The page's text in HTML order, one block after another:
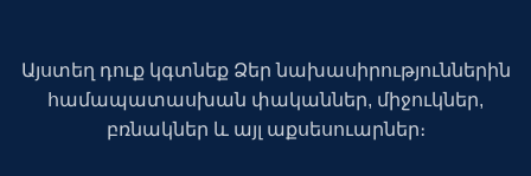
Այստեղ դուք կգտնեք Ձեր նախասիրություններին
համապատասխան փականներ, միջուկներ,
բռնակներ և այլ աքսեսուարներ։